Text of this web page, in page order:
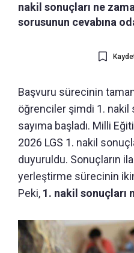
nakil sonuçları ne
sorusunun cevabına
Başvuru sürecinin
öğrenciler şimdi 1. nakil
sayıma başladı. Milli
2026 LGS 1. nakil
duyuruldu. Sonuçların
yerleştirme sürecinin
Peki, 1. nakil sonuçları